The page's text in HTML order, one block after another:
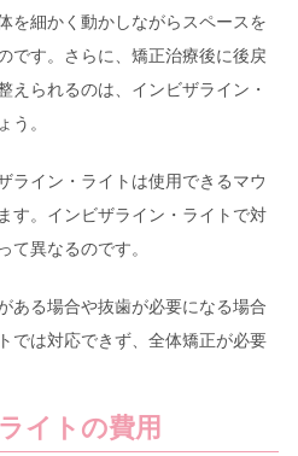
を細かく動かしながらスペースを
です。さらに、矯正治療後に後戻
えられるのは、インビザライン・
う。
ライン・ライトは使用できるマウ
す。インビザライン・ライトで対
て異なるのです。
ある場合や抜歯が必要になる場合
では対応できず、全体矯正が必要
イトの費用